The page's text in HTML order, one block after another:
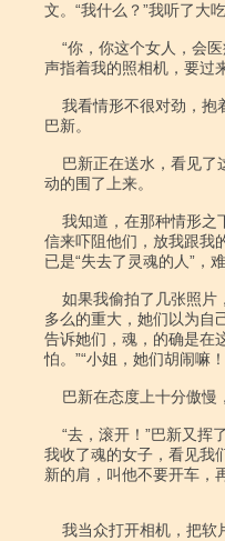
文。“我什么？”我听了大
声指着我的照相机，要过
巴新。
动的围了上来。
信来吓阻他们，放我跟我
已是“失去了灵魂的人”，
多么的重大，她们以为自
告诉她们，魂，的确是在
怕。”“小姐，她们胡闹嘛
我收了魂的女子，看见我
新的肩，叫他不要开车，